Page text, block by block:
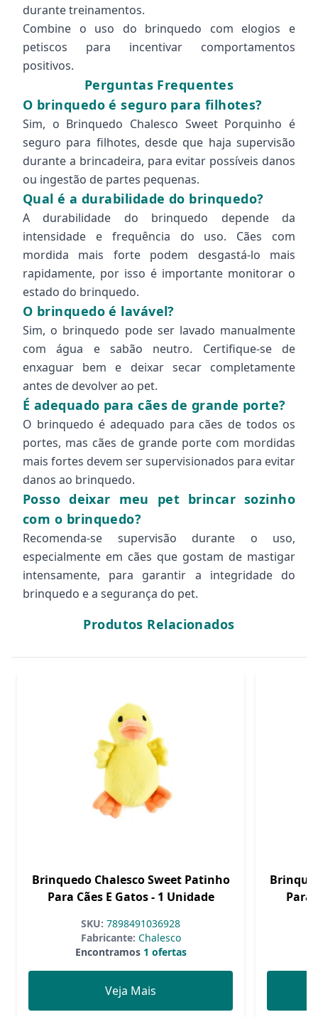
durante treinamentos.
Combine o uso do brinquedo com elogios e
petiscos para incentivar comportamentos
positivos.
Perguntas Frequentes
O brinquedo é seguro para filhotes?
Sim, o Brinquedo Chalesco Sweet Porquinho é
seguro para filhotes, desde que haja supervisão
durante a brincadeira, para evitar possíveis danos
ou ingestão de partes pequenas.
Qual é a durabilidade do brinquedo?
A durabilidade do brinquedo depende da
intensidade e frequência do uso. Cães com
mordida mais forte podem desgastá-lo mais
rapidamente, por isso é importante monitorar o
estado do brinquedo.
O brinquedo é lavável?
Sim, o brinquedo pode ser lavado manualmente
com água e sabão neutro. Certifique-se de
enxaguar bem e deixar secar completamente
antes de devolver ao pet.
É adequado para cães de grande porte?
O brinquedo é adequado para cães de todos os
portes, mas cães de grande porte com mordidas
mais fortes devem ser supervisionados para evitar
danos ao brinquedo.
Posso deixar meu pet brincar sozinho
com o brinquedo?
Recomenda-se supervisão durante o uso,
especialmente em cães que gostam de mastigar
intensamente, para garantir a integridade do
brinquedo e a segurança do pet.
Produtos Relacionados
Brinquedo Chalesco Sweet Patinho
Para Cães E Gatos - 1 Unidade
SKU: 7898491036928
Fabricante: Chalesco
Encontramos1 ofertas
Veja Mais
Para